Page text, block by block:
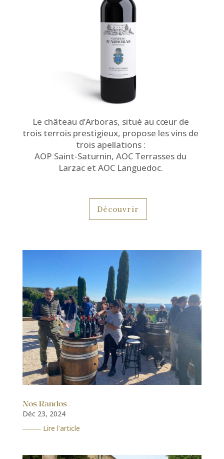
Le château d’Arboras, situé au cœur de
trois terrois prestigieux, propose les vins de
trois apellations :
AOP Saint-Saturnin, AOC Terrasses du
Larzac et AOC Languedoc.
Découvrir
Nos Randos
Déc 23, 2024
Lire l'article